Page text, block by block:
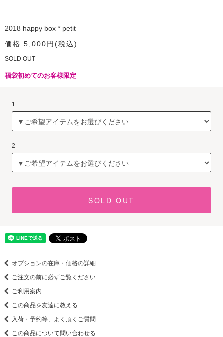
2018 happy box * petit
価格 5,000円(税込)
SOLD OUT
福袋初めてのお客様限定
1
2
SOLD OUT
オプションの在庫・価格の詳細
ご注文の前に必ずご覧ください
ご利用案内
この商品を友達に教える
入荷・予約等、よく頂くご質問
この商品について問い合わせる